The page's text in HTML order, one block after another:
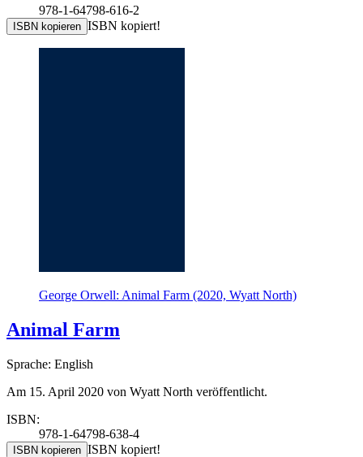
978-1-64798-616-2
ISBN kopieren ISBN kopiert!
George Orwell: Animal Farm (2020, Wyatt North)
Animal Farm
Sprache: English
Am 15. April 2020 von Wyatt North veröffentlicht.
ISBN:
978-1-64798-638-4
ISBN kopieren ISBN kopiert!